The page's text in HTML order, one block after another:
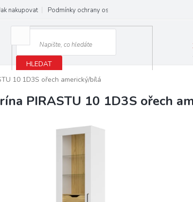
nakupovat Podmínky ochrany osobních údajů
HLEDAT
10 1D3S ořech americký/bílá
PIRASTU 10 1D3S ořech